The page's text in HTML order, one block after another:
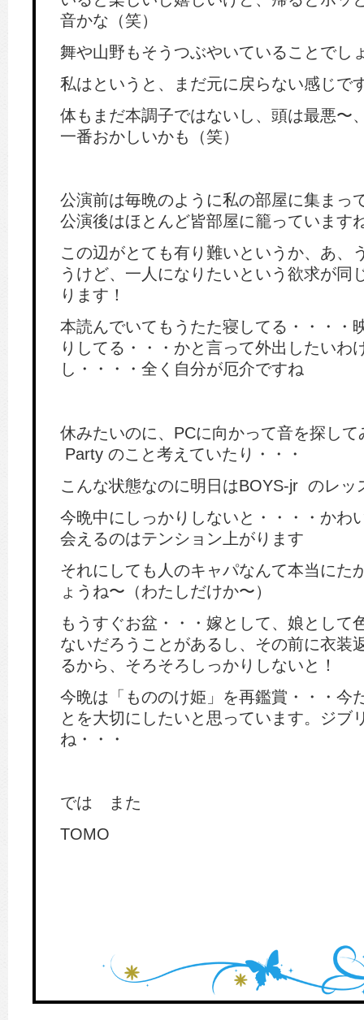
音かな（笑）
舞や山野もそうつぶやいていることでし
私はというと、まだ元に戻らない感じで
体もまだ本調子ではないし、頭は最悪〜
一番おかしいかも（笑）
公演前は毎晩のように私の部屋に集まっ
公演後はほとんど皆部屋に籠っています
この辺がとても有り難いというか、あ、
うけど、一人になりたいという欲求が同
ります！
本読んでいてもうたた寝してる・・・・
りしてる・・・かと言って外出したいわ
し・・・・全く自分が厄介ですね
休みたいのに、PCに向かって音を探して
Party のこと考えていたり・・・
こんな状態なのに明日はBOYS-jr のレッ
今晩中にしっかりしないと・・・・かわ
会えるのはテンション上がります
それにしても人のキャパなんて本当にた
ょうね〜（わたしだけか〜）
もうすぐお盆・・・嫁として、娘として
ないだろうことがあるし、その前に衣装
るから、そろそろしっかりしないと！
今晩は「もののけ姫」を再鑑賞・・・今
とを大切にしたいと思っています。ジブ
ね・・・
では また
TOMO